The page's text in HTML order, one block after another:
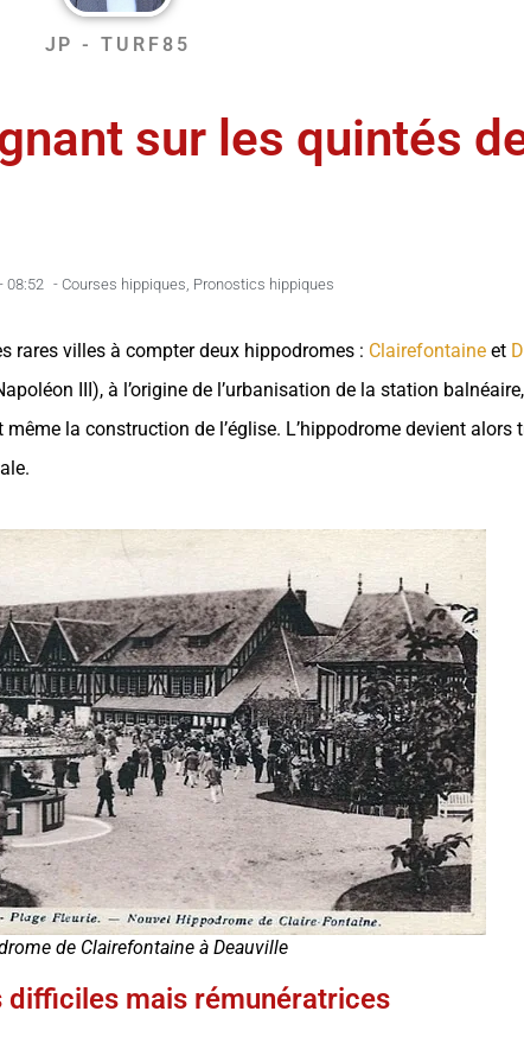
JP - TURF85
sur les quintés
- 08:52 - Courses hippiques, Pronostics hippiques
rares villes à compter deux hippodromes : Clairefontaine et
III), à l’origine de l’urbanisation de la station
la construction de l’église. L’hippodrome devient alors
de Clairefontaine à Deauville
difficiles mais rémunératrices